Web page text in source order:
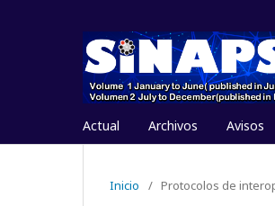
Actual Archivos Avisos
Inicio / Protocolos de